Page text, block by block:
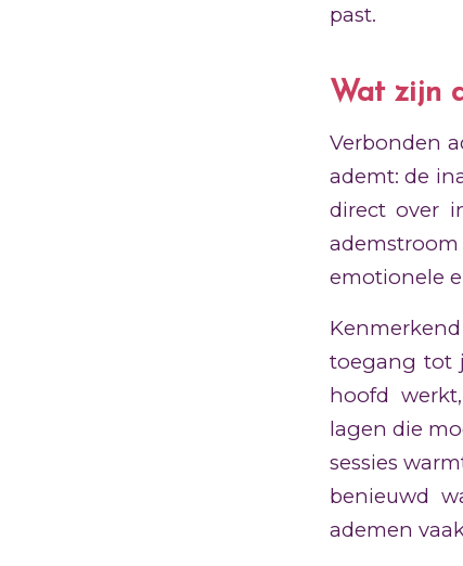
past.
Wat zijn
Verbonden
ademt: de
direct over
emotionele
toegang tot
hoofd
lagen die
sessies
benieuwd
ademen